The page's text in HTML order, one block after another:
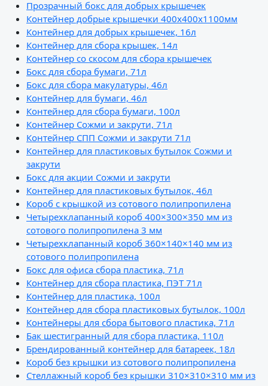
Прозрачный бокс для добрых крышечек
Контейнер добрые крышечки 400х400х1100мм
Контейнер для добрых крышечек, 16л
Контейнер для сбора крышек, 14л
Контейнер со скосом для сбора крышечек
Бокс для сбора бумаги, 71л
Бокс для сбора макулатуры, 46л
Контейнер для бумаги, 46л
Контейнер для сбора бумаги, 100л
Контейнер Сожми и закрути, 71л
Контейнер СПП Сожми и закрути 71л
Контейнер для пластиковых бутылок Сожми и
закрути
Бокс для акции Сожми и закрути
Контейнер для пластиковых бутылок, 46л
Короб с крышкой из сотового полипропилена
Четырехклапанный короб 400×300×350 мм из
сотового полипропилена 3 мм
Четырехклапанный короб 360×140×140 мм из
сотового полипропилена
Бокс для офиса сбора пластика, 71л
Контейнер для сбора пластика, ПЭТ 71л
Контейнер для пластика, 100л
Контейнер для сбора пластиковых бутылок, 100л
Контейнеры для сбора бытового пластика, 71л
Бак шестигранный для сбора пластика, 110л
Брендированный контейнер для батареек, 18л
Короб без крышки из сотового полипропилена
Стеллажный короб без крышки 310×310×310 мм из